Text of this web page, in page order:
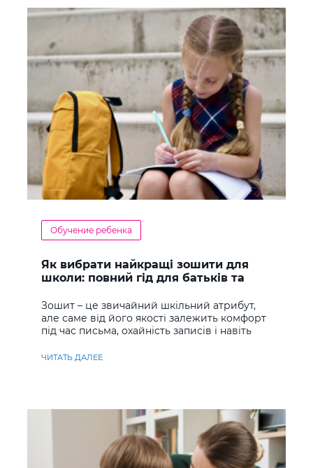
Обучение ребенка
Як вибрати найкращі зошити для
школи: повний гід для батьків та
Зошит – це звичайний шкільний атрибут,
але саме від його якості залежить комфорт
під час письма, охайність записів і навіть
ЧИТАТЬ ДАЛЕЕ